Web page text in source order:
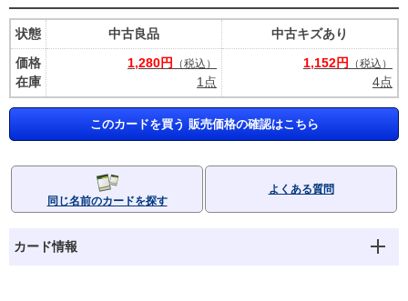
状態
価格
在庫
中古良品
1,280円
（税込）
1点
中古キズあり
1,152円
（税込）
4点
このカードを買う 販売価格の確認はこちら
同じ名前のカードを探す
よくある質問
カード情報